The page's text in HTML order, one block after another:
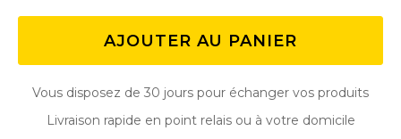
AJOUTER AU PANIER
Vous disposez de 30 jours pour échanger vos produits
Livraison rapide en point relais ou à votre domicile